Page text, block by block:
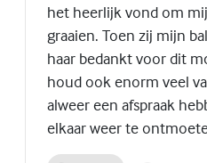
het heerlijk vond om
graaien. Toen zij mijn
haar bedankt voor dit
houd ook enorm veel
alweer een afspraak
elkaar weer te